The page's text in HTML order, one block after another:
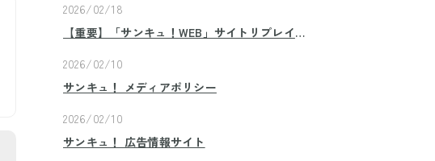
2026/02/18
【重要】「サンキュ！WEB」サイトリプレイ
2026/02/10
サンキュ！ メディアポリシー
2026/02/10
サンキュ！ 広告情報サイト